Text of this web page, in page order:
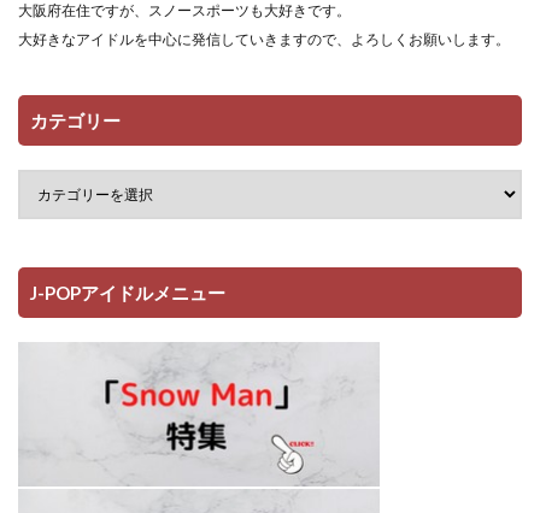
大阪府在住ですが、スノースポーツも大好きです。
大好きなアイドルを中心に発信していきますので、よろしくお願いします。
カテゴリー
J-POPアイドルメニュー